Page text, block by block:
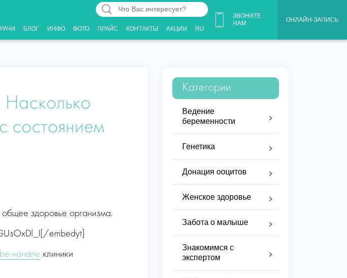
БЛОГ ИНФО ФОТО ПРАЙС КОНТАКТЫ АКЦИИ RU
Что
Вас
интересует?
ЗВОНИТЕ
НАМ
ОНЛАЙН-ЗАПИСЬ
Насколько
состоянием
здоровье организма.
embedyt]
канале клиники
Категории
Ведение
беременности
Генетика
Донация ооцитов
Женское здоровье
Забота о малыше
Знакомимся с
экспертом